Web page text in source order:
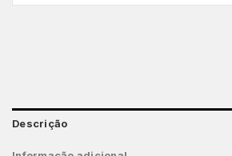
Descrição